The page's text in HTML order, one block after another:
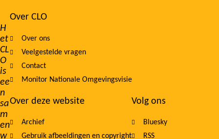
H
et
CL
O
is
ee
n
sa
m
en
w
Footer
navigation
Over CLO
Over ons
Veelgestelde vragen
Contact
Monitor Nationale Omgevingsvisie
Over deze website
Archief
Gebruik afbeeldingen en copyright
Volg ons
Bluesky
RSS